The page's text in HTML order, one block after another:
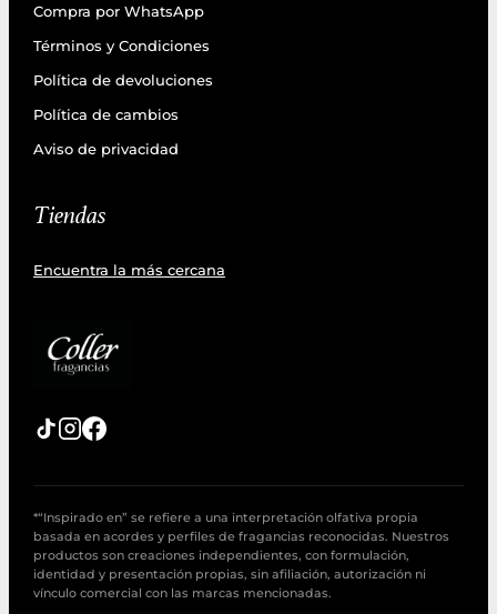
Compra por WhatsApp
Términos y Condiciones
Política de devoluciones
Política de cambios
Aviso de privacidad
Tiendas
Encuentra la más cercana
*“Inspirado en” se refiere a una interpretación olfativa propia
basada en acordes y perfiles de fragancias reconocidas. Nuestros
productos son creaciones independientes, con formulación,
identidad y presentación propias, sin afiliación, autorización ni
vínculo comercial con las marcas mencionadas.